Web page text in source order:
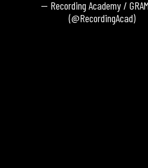
— Recording Academy /
(@RecordingAcad)